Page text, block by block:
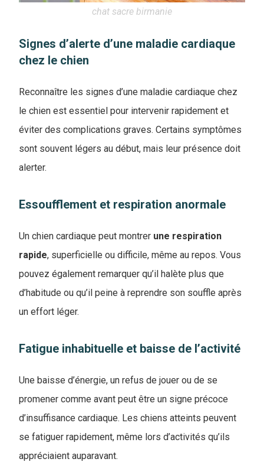
chat sacre birmanie
Signes d’alerte d’une maladie cardiaque
chez le chien
Reconnaître les signes d’une maladie cardiaque chez
le chien est essentiel pour intervenir rapidement et
éviter des complications graves. Certains symptômes
sont souvent légers au début, mais leur présence doit
alerter.
Essoufflement et respiration anormale
Un chien cardiaque peut montrer une respiration
rapide, superficielle ou difficile, même au repos. Vous
pouvez également remarquer qu’il halète plus que
d’habitude ou qu’il peine à reprendre son souffle après
un effort léger.
Fatigue inhabituelle et baisse de l’activité
Une baisse d’énergie, un refus de jouer ou de se
promener comme avant peut être un signe précoce
d’insuffisance cardiaque. Les chiens atteints peuvent
se fatiguer rapidement, même lors d’activités qu’ils
appréciaient auparavant.